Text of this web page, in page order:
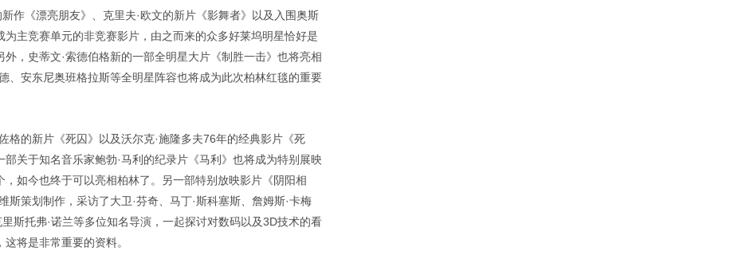
作《漂亮朋友》、克里夫·欧文的新片《影舞者》以及入围奥斯
主竞赛单元的非竞赛影片，由之而来的众多好莱坞明星恰好是
，史蒂文·索德伯格新的一部全明星大片《制胜一击》也将亮相
、安东尼奥班格拉斯等全明星阵容也将成为此次柏林红毯的重要
格的新片《死囚》以及沃尔克·施隆多夫76年的经典影片《死
关于知名音乐家鲍勃·马利的纪录片《马利》也将成为特别展映
如今也终于可以亮相柏林了。另一部特别放映影片《阴阳相
斯策划制作，采访了大卫·芬奇、马丁·斯科塞斯、詹姆斯·卡梅
斯托弗·诺兰等多位知名导演，一起探讨对数码以及3D技术的看
将是非常重要的资料。